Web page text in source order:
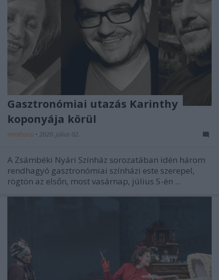
Gasztronómiai utazás Karinthy
koponyája körül
mtothorsi • 2020. július 02.
A Zsámbéki Nyári Színház sorozatában idén három
rendhagyó gasztronómiai színházi este szerepel,
rögtön az elsőn, most vasárnap, július 5-én ...